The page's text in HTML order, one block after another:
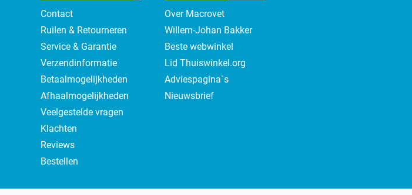
Contact
Ruilen & Retourneren
Service & Garantie
Verzendinformatie
Betaalmogelijkheden
Afhaalmogelijkheden
Veelgestelde vragen
Klachten
Reviews
Bestellen
Over Macrovet
Willem-Johan Bakker
Beste webwinkel
Lid Thuiswinkel.org
Adviespagina`s
Nieuwsbrief